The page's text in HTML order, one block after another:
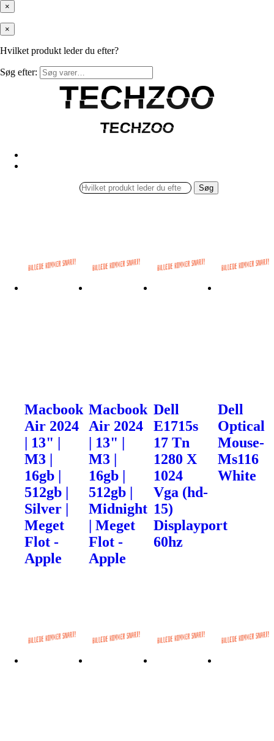
×
×
Hvilket produkt leder du efter?
Søg efter:
TECHZOO
TECHZOO
TECHZOO
TECHZOO
Søg
Macbook
Air 2024
| 13" |
M3 |
16gb |
512gb |
Silver |
Meget
Flot -
Apple
Macbook
Air 2024
| 13" |
M3 |
16gb |
512gb |
Midnight
| Meget
Flot -
Apple
Dell
E1715s
17 Tn
1280 X
1024
Vga (hd-
15)
Displayport
60hz
Dell
Optical
Mouse-
Ms116
White